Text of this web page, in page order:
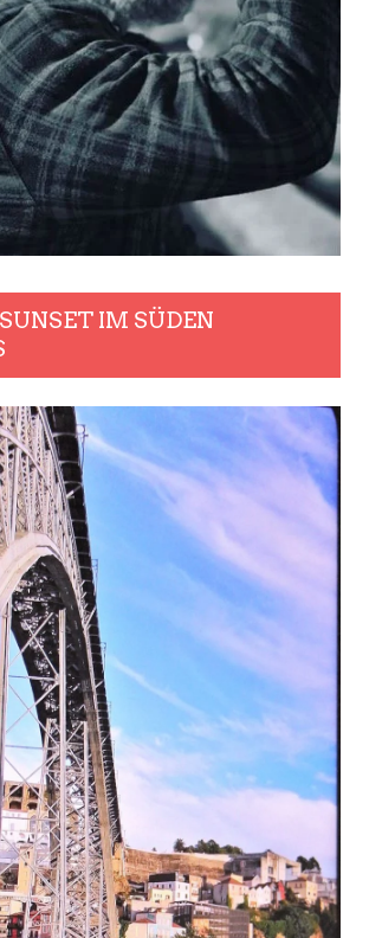
IM SÜDEN